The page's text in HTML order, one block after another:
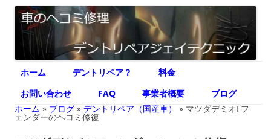
デントリペア ジェイテクニック
車のヘコミ修理専門 神奈川県横浜市 デントリペア ジェイテクニック
ン
ツ
へ
ス
ホーム デントリペア？
料金
お問い合わせ
FAQ 事業者概要
ブログ
ホーム » ブログ » デントリペア（国産車） » マツダデミオFフ
ェンダーのヘコミ修復